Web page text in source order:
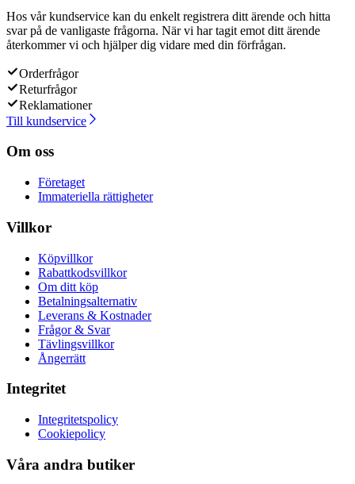
Hos vår kundservice kan du enkelt registrera ditt ärende och hitta
svar på de vanligaste frågorna. När vi har tagit emot ditt ärende
återkommer vi och hjälper dig vidare med din förfrågan.
Orderfrågor
Returfrågor
Reklamationer
Till kundservice
Om oss
Företaget
Immateriella rättigheter
Villkor
Köpvillkor
Rabattkodsvillkor
Om ditt köp
Betalningsalternativ
Leverans & Kostnader
Frågor & Svar
Tävlingsvillkor
Ångerrätt
Integritet
Integritetspolicy
Cookiepolicy
Våra andra butiker